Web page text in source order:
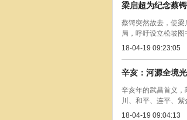
梁启超为纪念蔡
蔡锷突然故去，使
局，呼吁设立松坡
18-04-19 09:23:05
辛亥：河源全境
辛亥年的武昌首义
川、和平、连平、
18-04-19 09:04:13